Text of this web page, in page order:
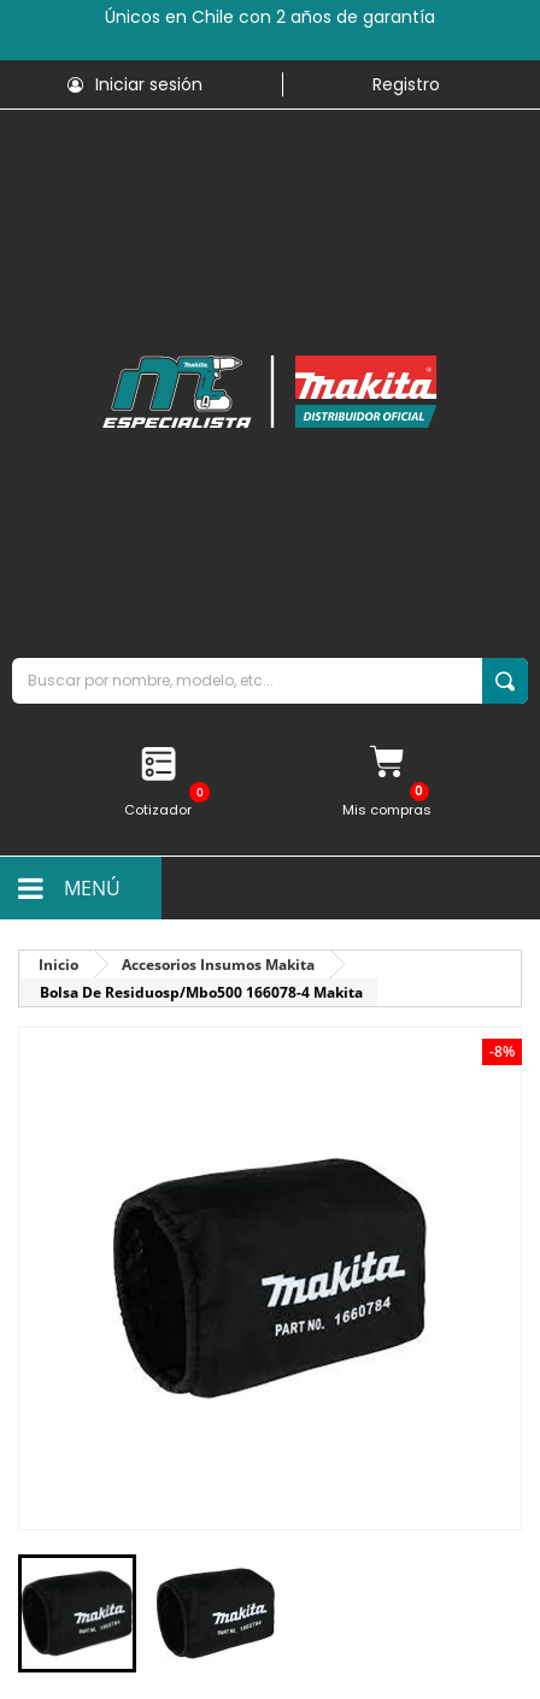
Únicos en Chile con 2 años de garantía
Iniciar sesión Registro
0
Cotizador Mis compras
MENÚ
Inicio
Accesorios Insumos Makita
Bolsa De Residuosp/Mbo500 166078-4 Makita
-8%